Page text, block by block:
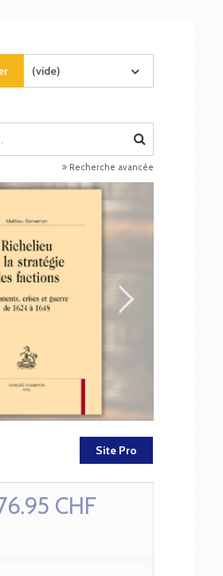
(vide)
Recherche avancée
Site Pro
CHF